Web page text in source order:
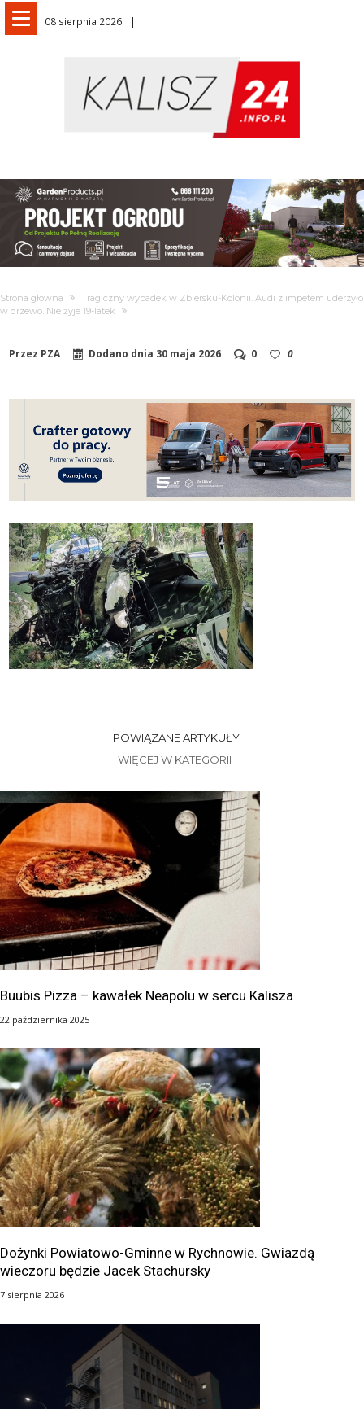
08 sierpnia 2026
Strona główna
Tragiczny wypadek w Zbiersku-Kolonii. Audi z impetem uderzyło
w drzewo. Nie żyje 19-latek
Przez PZA Dodano dnia 30 maja 2026 0 0
POWIĄZANE ARTYKUŁY
WIĘCEJ W KATEGORII
Buubis Pizza – kawałek Neapolu w sercu Kalisza
22 października 2025
Dożynki Powiatowo-Gminne w Rychnowie. Gwiazdą
wieczoru będzie Jacek Stachursky
7 sierpnia 2026